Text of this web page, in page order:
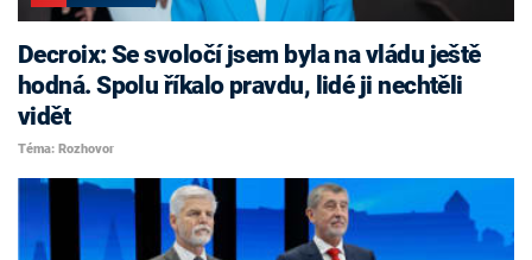
Decroix: Se svoločí jsem byla na vládu ještě
hodná. Spolu říkalo pravdu, lidé ji nechtěli
vidět
Téma: Rozhovor